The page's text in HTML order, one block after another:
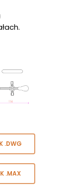
.DWG
.MAX